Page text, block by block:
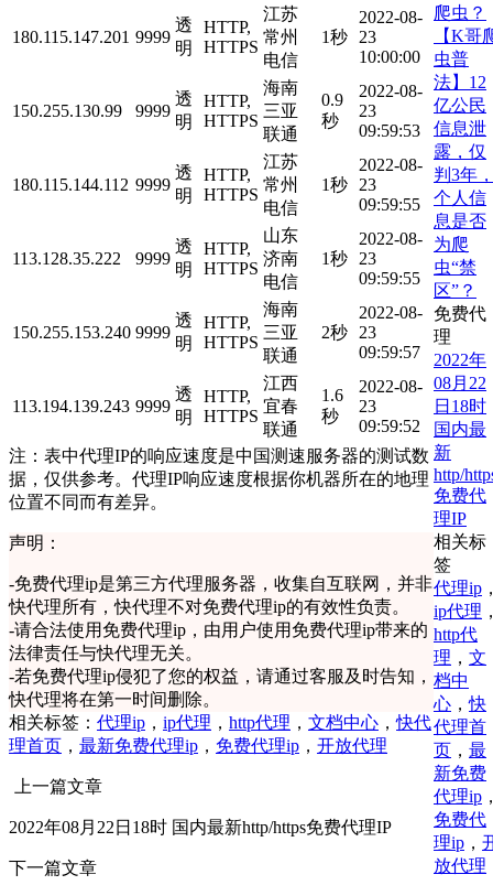
180.115.147.201 9999
透
明
HTTP,
HTTPS
江苏
常州
电信
1秒
2022-08-
23
10:00:00
150.255.130.99 9999
透
明
HTTP,
HTTPS
海南
三亚
联通
0.9
秒
2022-08-
23
09:59:53
180.115.144.112 9999
透
明
HTTP,
HTTPS
江苏
常州
电信
1秒
2022-08-
23
09:59:55
113.128.35.222 9999
透
明
HTTP,
HTTPS
山东
济南
电信
1秒
2022-08-
23
09:59:55
150.255.153.240 9999
透
明
HTTP,
HTTPS
海南
三亚
联通
2秒
2022-08-
23
09:59:57
113.194.139.243 9999
透
明
HTTP,
HTTPS
江西
宜春
联通
1.6
秒
2022-08-
23
09:59:52
注：表中代理IP的响应速度是中国测速服务器的测试数
据，仅供参考。代理IP响应速度根据你机器所在的地理
位置不同而有差异。
声明：
-免费代理ip是第三方代理服务器，收集自互联网，并非
快代理所有，快代理不对免费代理ip的有效性负责。
-请合法使用免费代理ip，由用户使用免费代理ip带来的
法律责任与快代理无关。
-若免费代理ip侵犯了您的权益，请通过客服及时告知，
快代理将在第一时间删除。
相关标签： 代理ip ， ip代理 ， http代理 ， 文档中心 ，快代
理首页 ， 最新免费代理ip ， 免费代理ip ， 开放代理
上一篇文章
2022年08月22日18时 国内最新http/https免费代理IP
下一篇文章
爬虫？
【K哥
虫普
法】12
亿公民
信息泄
露，仅
判3年
个人信
息是否
为爬
虫“禁
区”？
免费代
理
2022年
08月22
日18时
国内最
新
http/
免费代
理IP
相关标
签
代理ip
ip代理
http代
理 ， 文
档中
心 ，快
代理首
页 ， 最
新免费
代理ip
免费代
理ip ，
放代理